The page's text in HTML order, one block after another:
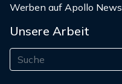
Werben auf Apollo News
Unsere Arbeit